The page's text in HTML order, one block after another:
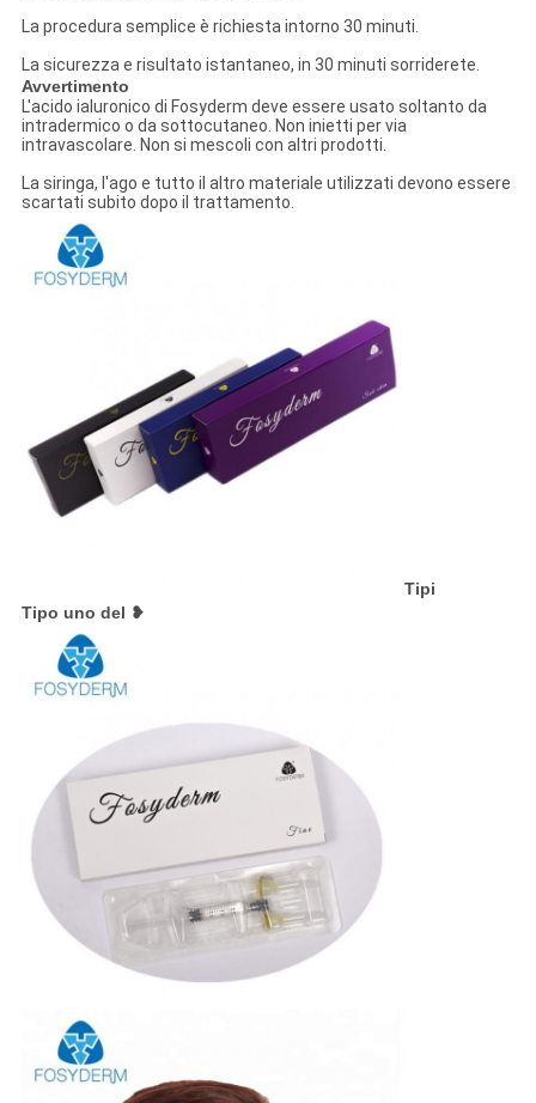
La procedura semplice è richiesta intorno 30 minuti.
La sicurezza e risultato istantaneo, in 30 minuti sorriderete.
Avvertimento
L'acido ialuronico di Fosyderm deve essere usato soltanto da
intradermico o da sottocutaneo. Non inietti per via
intravascolare. Non si mescoli con altri prodotti.
La siringa, l'ago e tutto il altro materiale utilizzati devono essere
scartati subito dopo il trattamento.
Tipi
Tipo uno del ❥